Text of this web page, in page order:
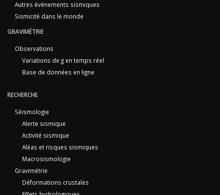
Autres événements sismiques
Sismicité dans le monde
GRAVIMÉTRIE
Observations
Variations de g en temps réel
Base de données en ligne
RECHERCHE
Séismologie
Alerte sismique
Activité sismique
Aléas et risques sismiques
Macrosismologie
Gravimétrie
Déformations crustales